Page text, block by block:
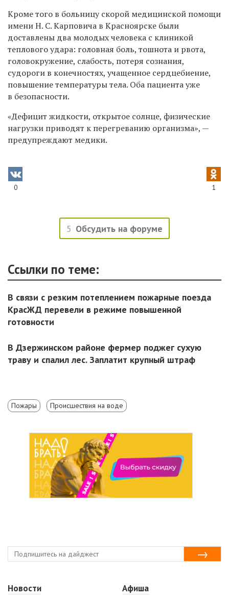
Кроме того в больницу скорой медицинской помощи
имени Н. С. Карповича в Красноярске были
доставлены два молодых человека с клиникой
теплового удара: головная боль, тошнота и рвота,
головокружение, слабость, потеря сознания,
судороги в конечностях, учащенное сердцебиение,
повышение температуры тела. Оба пациента уже
в безопасности.
«Дефицит жидкости, открытое солнце, физические
нагрузки приводят к перегреванию организма», —
предупреждают медики.
0 1
5 Обсудить на форуме
Ссылки по теме:
В связи с резким потеплением пожарные поезда
КрасЖД перевели в режиме повышенной
готовности
В Дзержинском районе фермер поджег сухую
траву и спалил лес. Заплатит крупный штраф
Пожары Происшествия на воде
Новости
Афиша